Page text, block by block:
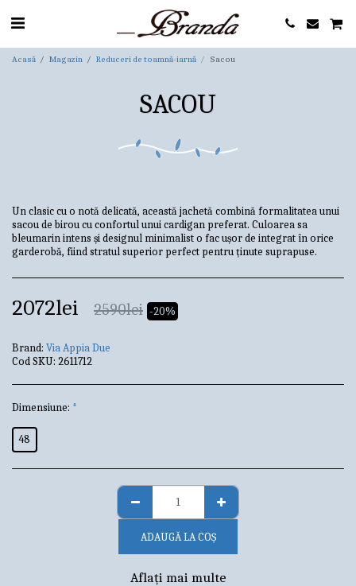
Acasă Magazin Reduceri de toamnă-iarnă Sacou
SACOU
Un clasic cu o notă delicată, această jachetă combină formalitatea unui
sacou de birou cu confortul unui cardigan preferat. Culoarea sa
bleumarin intens și designul minimalist o fac ușor de integrat în orice
garderobă, fiind stratul superior perfect pentru ținute suprapuse.
2072lei 2590lei -20%
Brand: Via Appia Due
Cod SKU: 2611712
Dimensiune: *
48
ADAUGĂ LA COŞ
Aflați mai multe